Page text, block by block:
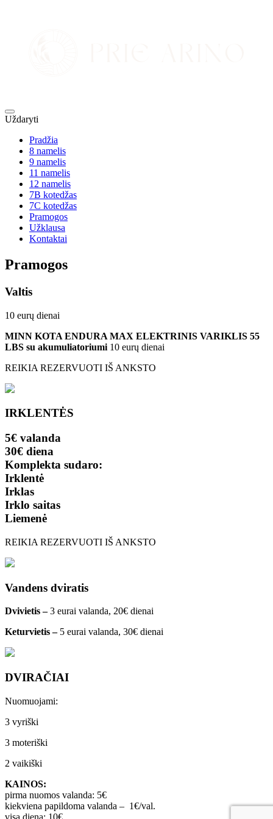
Uždaryti
Pradžia
8 namelis
9 namelis
11 namelis
12 namelis
7B kotedžas
7C kotedžas
Pramogos
Užklausa
Kontaktai
Pramogos
Valtis
10 eurų dienai
MINN KOTA ENDURA MAX ELEKTRINIS VARIKLIS 55
LBS su akumuliatoriumi 10 eurų dienai
REIKIA REZERVUOTI IŠ ANKSTO
IRKLENTĖS
5€ valanda
30€ diena
Komplekta sudaro:
Irklentė
Irklas
Irklo saitas
Liemenė
REIKIA REZERVUOTI IŠ ANKSTO
Vandens dviratis
Dvivietis –3 eurai valanda, 20€ dienai
Keturvietis –5 eurai valanda, 30€ dienai
DVIRAČIAI
Nuomuojami:
3 vyriški
3 moteriški
2 vaikiški
KAINOS:
pirma nuomos valanda: 5€
kiekviena papildoma valanda – 1€/val.
visą diena: 10€,